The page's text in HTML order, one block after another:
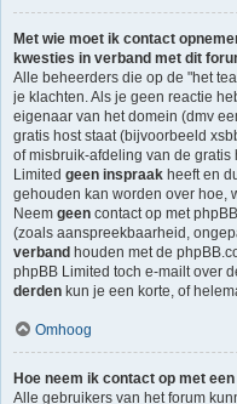
Met wie moet ik contact
kwesties in verband met dit
Alle beheerders die op de "het
je klachten. Als je geen reactie
eigenaar van het domein (dmv
gratis host staat (bijvoorbeeld
of misbruik-afdeling van de gratis
Limited geen inspraak heeft en
gehouden kan worden over hoe,
Neem geen contact op met
(zoals aanspreekbaarheid,
verband houden met de
phpBB Limited toch e-mailt over
derden kun je een korte, of
Omhoog
Hoe neem ik contact op met
Alle gebruikers van het forum